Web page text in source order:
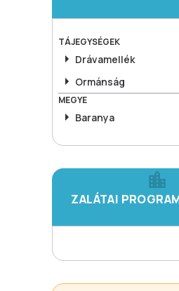
TÁJEGYSÉGEK
Drávamellék
Ormánság
MEGYE
Baranya
ZALÁTAI